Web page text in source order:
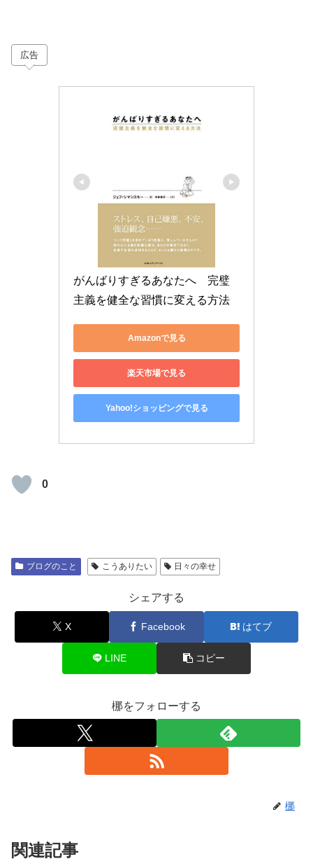
広告
がんばりすぎるあなたへ　完璧
主義を健全な習慣に変える方法
Amazonで見る
楽天市場で見る
Yahoo!ショッピングで見る
0
ブログのこと こうありたい 日々の幸せ
シェアする
X Facebook はてブ
LINE コピー
梛をフォローする
梛
関連記事